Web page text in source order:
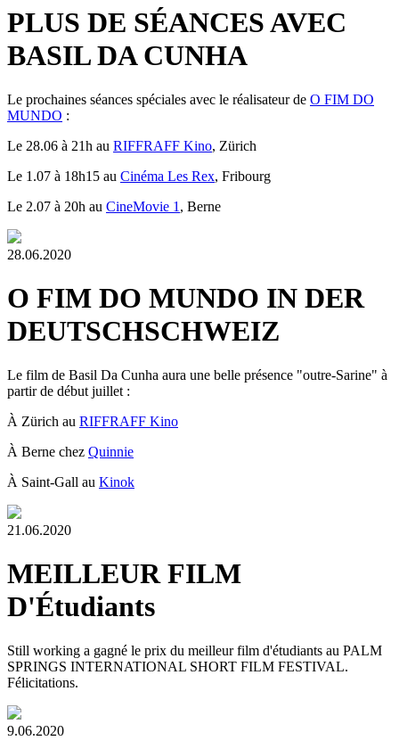
PLUS DE SÉANCES AVEC
BASIL DA CUNHA
Le prochaines séances spéciales avec le réalisateur de O FIM DO
MUNDO :
Le 28.06 à 21h au RIFFRAFF Kino, Zürich
Le 1.07 à 18h15 au Cinéma Les Rex, Fribourg
Le 2.07 à 20h au CineMovie 1 , Berne
28.06.2020
O FIM DO MUNDO IN DER
DEUTSCHSCHWEIZ
Le film de Basil Da Cunha aura une belle présence "outre-Sarine" à
partir de début juillet :
À Zürich au RIFFRAFF Kino
À Berne chez Quinnie
À Saint-Gall au Kinok
21.06.2020
MEILLEUR FILM
D'Étudiants
Still working a gagné le prix du meilleur film d'étudiants au PALM
SPRINGS INTERNATIONAL SHORT FILM FESTIVAL.
Félicitations.
9.06.2020